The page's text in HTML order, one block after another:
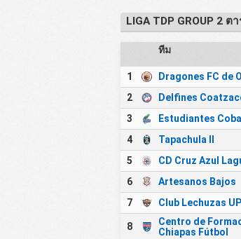
LIGA TDP GROUP 2 ตา
ทีม
1 Dragones FC de
2
Delfines
3
Estudiantes
4
Tapachula II
5
CD Cruz Azul
6
Artesanos Bajos
7
Club Lechuzas
8
Centro de
Chiapas Fútbol